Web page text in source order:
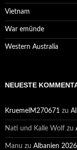
Vietnam
War emünde
Western Australia
NEUESTE
KruemelM270671 zu
Nati und Kalle Wolf zu
Manu zu Albanien